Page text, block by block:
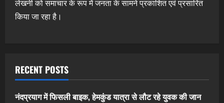
लेखनी को समाचार के रूप में जनता के सामने प्रकाशित एवं प्रसारित
किया जा रहा है।
RECENT POSTS
नंदप्रयाग में फिसली बाइक, हेमकुंड यात्रा से लौट रहे युवक की जान